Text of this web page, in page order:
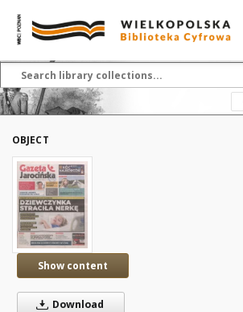
OBJECT
Show content
Download